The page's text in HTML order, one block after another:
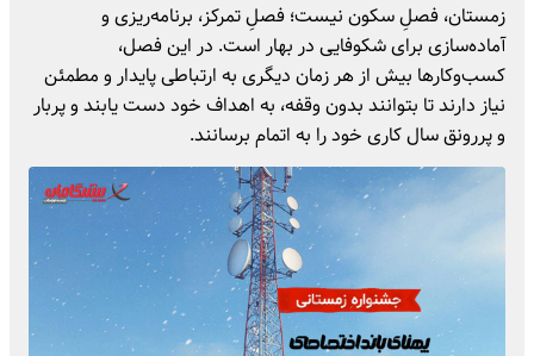
زمستان، فصلِ سکون نیست؛ فصلِ تمرکز، برنامه‌ریزی و
آماده‌سازی برای شکوفایی در بهار است. در این فصل،
کسب‌وکارها بیش از هر زمان دیگری به ارتباطی پایدار و مطمئن
نیاز دارند تا بتوانند بدون وقفه، به اهداف خود دست یابند و پربار
و پررونق سال کاری خود را به اتمام برسانند.